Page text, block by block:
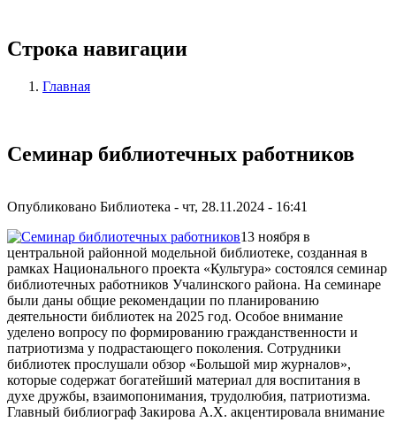
Строка навигации
Главная
Семинар библиотечных работников
Опубликовано Библиотека - чт, 28.11.2024 - 16:41
13 ноября в
центральной районной модельной библиотеке, созданная в
рамках Национального проекта «Культура» состоялся семинар
библиотечных работников Учалинского района. На семинаре
были даны общие рекомендации по планированию
деятельности библиотек на 2025 год. Особое внимание
уделено вопросу по формированию гражданственности и
патриотизма у подрастающего поколения. Сотрудники
библиотек прослушали обзор «Большой мир журналов»,
которые содержат богатейший материал для воспитания в
духе дружбы, взаимопонимания, трудолюбия, патриотизма.
Главный библиограф Закирова А.Х. акцентировала внимание